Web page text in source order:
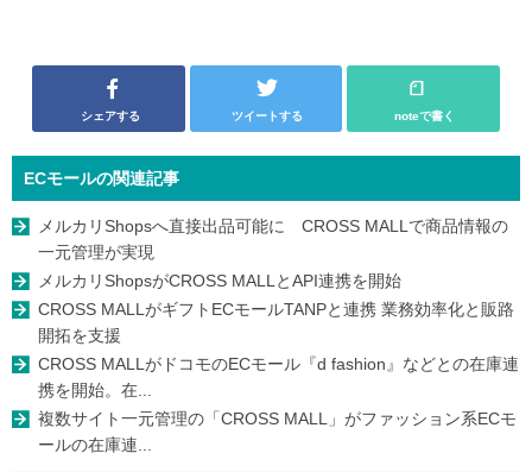
シェアする ツイートする noteで書く
ECモールの関連記事
メルカリShopsへ直接出品可能に CROSS MALLで商品情報の
一元管理が実現
メルカリShopsがCROSS MALLとAPI連携を開始
CROSS MALLがギフトECモールTANPと連携 業務効率化と販路
開拓を支援
CROSS MALLがドコモのECモール『d fashion』などとの在庫連
携を開始。在...
複数サイト一元管理の「CROSS MALL」がファッション系ECモ
ールの在庫連...